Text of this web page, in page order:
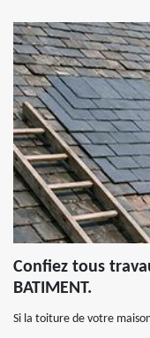
Confiez tous
BATIMENT.
Si la toiture de votre